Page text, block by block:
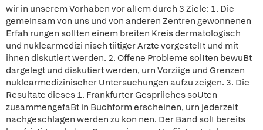
wir in unserem Vorhaben vor alIem durch 3 Ziele: 1. Die
gemeinsam von uns und von anderen Zentren gewonnenen
Erfah rungen solIten einem breiten Kreis dermatologisch
und nuklearmedizi nisch tiitiger Arzte vorgestelIt und mit
ihnen diskutiert werden. 2. Offene Probleme solIten bewuBt
dargelegt und diskutiert werden, urn Vorziige und Grenzen
nuklearmedizinischer Untersuchungen aufzu zeigen. 3. Die
Resultate dieses 1. Frankfurter Gespriiches soUten
zusammengefaBt in Buchform erscheinen, urn jederzeit
nachgeschlagen werden zu kon nen. Der Band solI bereits